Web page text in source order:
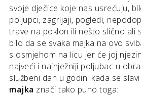
svoje dječice koje nas usrećuju,
poljupci, zagrljaji, pogledi,
trave na poklon ili nešto slično ali
bilo da se svaka majka na ovo
s osmjehom na licu jer će joj
najveći i najnježniji poljubac u
službeni dan u godini kada se
majka znači tako puno toga: